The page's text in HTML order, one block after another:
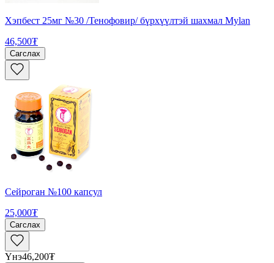
Хэпбест 25мг №30 /Тенофовир/ бүрхүүлтэй шахмал Mylan
46,500₮
Сагслах
Сейроган №100 капсул
25,000₮
Сагслах
Үнэ46,200₮